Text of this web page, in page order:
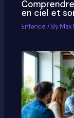
en ciel et
Enfance / By